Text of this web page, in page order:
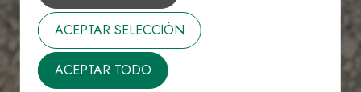
ACEPTAR SELECCIÓN
ACEPTAR TODO